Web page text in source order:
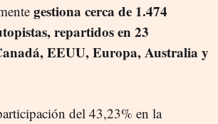
gestiona cerca de 1.474
repartidos en 23
EEUU, Europa, Australia y
del 43,23% en la